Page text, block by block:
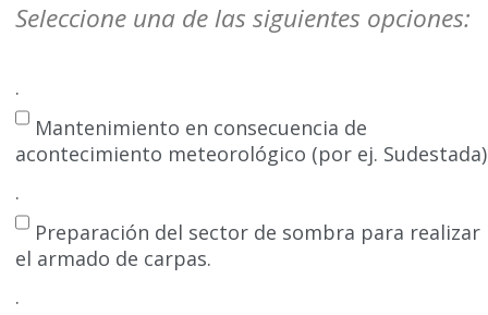
Seleccione una de las siguientes opciones:
.
Mantenimiento en consecuencia de
acontecimiento meteorológico (por ej.
.
Preparación del sector de sombra para realizar
el armado de carpas.
.